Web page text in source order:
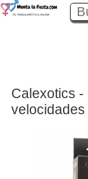
Calexotics
velocidades